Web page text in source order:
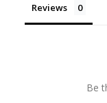
Reviews
Be